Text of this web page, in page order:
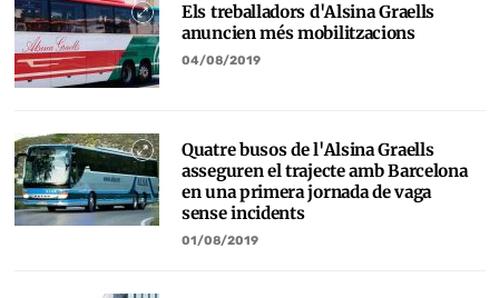
Els treballadors d'Alsina Graells
anuncien més mobilitzacions
04/08/2019
Quatre busos de l'Alsina Graells
asseguren el trajecte amb Barcelona
en una primera jornada de vaga
sense incidents
01/08/2019